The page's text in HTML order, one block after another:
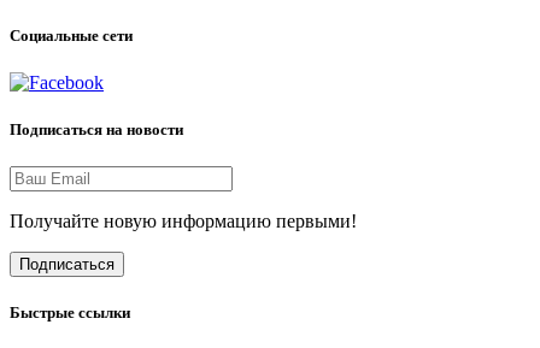
Социальные сети
Подписаться на новости
Получайте новую информацию первыми!
Подписаться
Быстрые ссылки